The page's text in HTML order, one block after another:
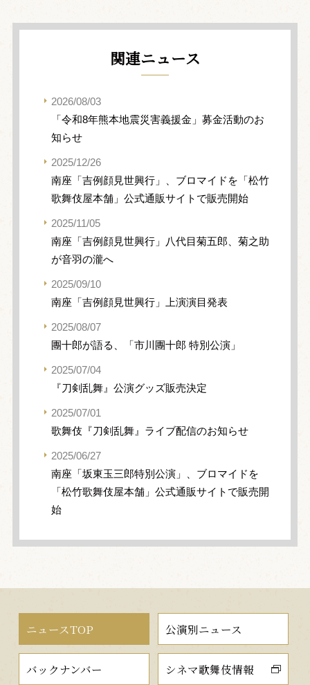
関連ニュース
2026/08/03
「令和8年熊本地震災害義援金」募金活動のお
知らせ
2025/12/26
南座「吉例顔見世興行」、ブロマイドを「松竹
歌舞伎屋本舗」公式通販サイトで販売開始
2025/11/05
南座「吉例顔見世興行」八代目菊五郎、菊之助
が音羽の瀧へ
2025/09/10
南座「吉例顔見世興行」上演演目発表
2025/08/07
團十郎が語る、「市川團十郎 特別公演」
2025/07/04
『刀剣乱舞』公演グッズ販売決定
2025/07/01
歌舞伎『刀剣乱舞』ライブ配信のお知らせ
2025/06/27
南座「坂東玉三郎特別公演」、ブロマイドを
「松竹歌舞伎屋本舗」公式通販サイトで販売開
始
ニュースTOP 公演別ニュース
バックナンバー シネマ歌舞伎情報